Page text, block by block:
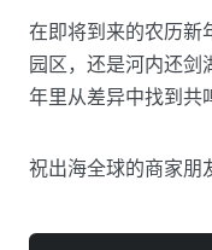
在即将到来的农历新
园区，还是河内还剑
年里从差异中找到共
祝出海全球的商家朋